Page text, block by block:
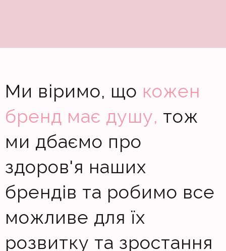
Ми віримо, що кожен
бренд має душу, тож
ми дбаємо про
здоров'я наших
брендів та робимо все
можливе для їх
розвитку та зростання